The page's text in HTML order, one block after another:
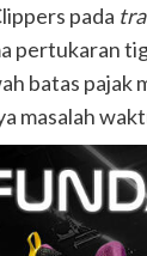
pada
pertukaran
batas pajak
masalah